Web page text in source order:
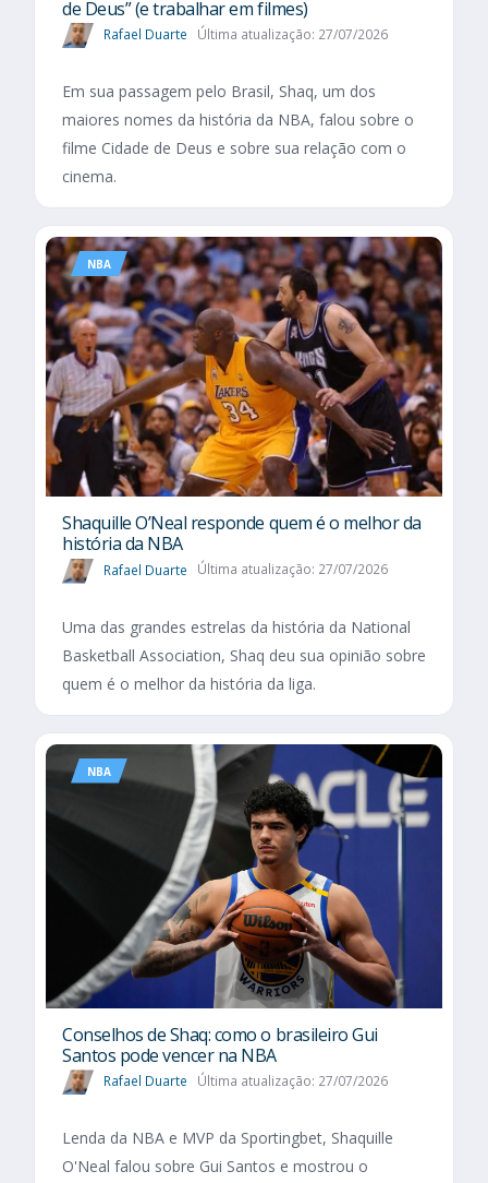
de Deus” (e trabalhar em filmes)
Rafael Duarte Última atualização: 27/07/2026
Em sua passagem pelo Brasil, Shaq, um dos
maiores nomes da história da NBA, falou sobre o
filme Cidade de Deus e sobre sua relação com o
cinema.
NBA
Shaquille O’Neal responde quem é o melhor da
história da NBA
Rafael Duarte Última atualização: 27/07/2026
Uma das grandes estrelas da história da National
Basketball Association, Shaq deu sua opinião sobre
quem é o melhor da história da liga.
NBA
Conselhos de Shaq: como o brasileiro Gui
Santos pode vencer na NBA
Rafael Duarte Última atualização: 27/07/2026
Lenda da NBA e MVP da Sportingbet, Shaquille
O'Neal falou sobre Gui Santos e mostrou o